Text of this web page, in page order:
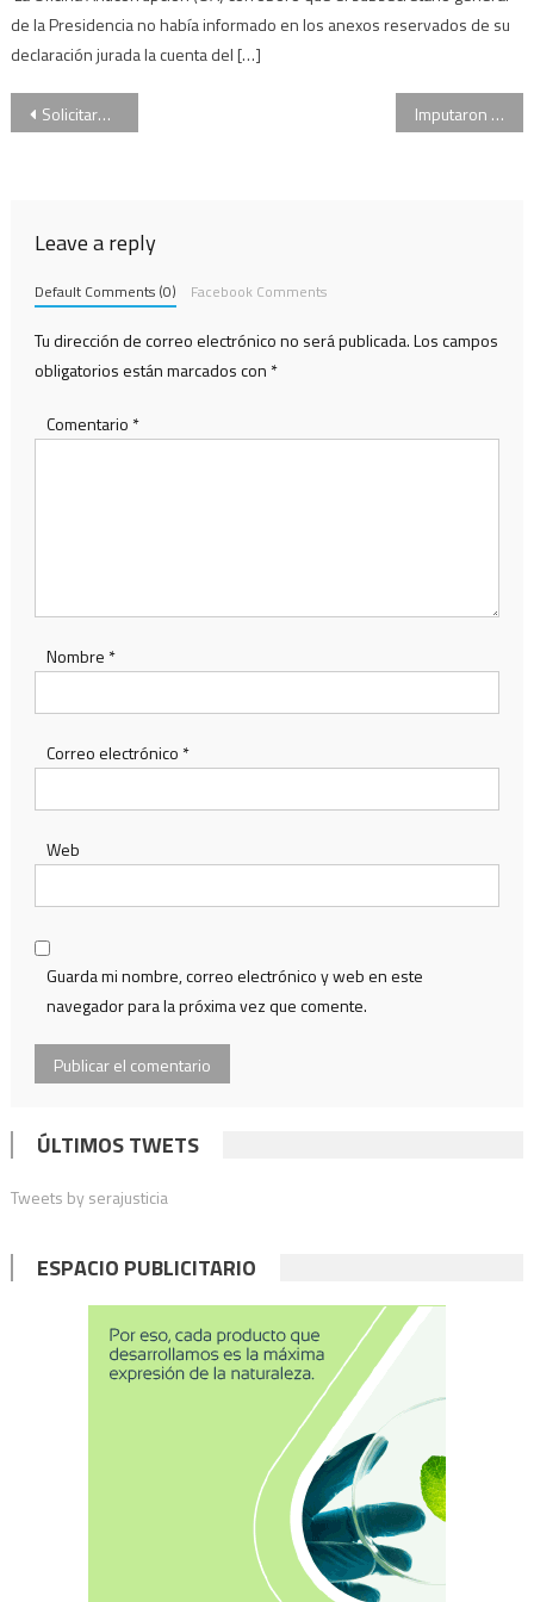
de la Presidencia no había informado en los anexos reservados de su
declaración jurada la cuenta del […]
Navegación
Solicitaron la intervención de Hotesur S.A, la empresa de los Kirchner Imputaron a Etchevere por haber recibido un bono de medio millón de pesos de la Sociedad Rural
Leave a reply
Default Comments (0) Facebook Comments
Tu dirección de correo electrónico no será publicada.Los campos
obligatorios están marcados con *
Comentario *
Nombre *
Correo electrónico *
Web
Guarda mi nombre, correo electrónico y web en este
navegador para la próxima vez que comente.
ÚLTIMOS TWETS
Tweets by serajusticia
ESPACIO PUBLICITARIO